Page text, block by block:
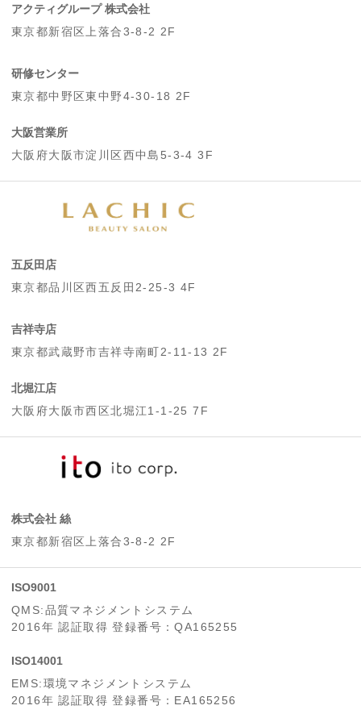
アクティグループ 株式会社
東京都新宿区上落合3-8-2 2F
研修センター
東京都中野区東中野4-30-18 2F
大阪営業所
大阪府大阪市淀川区西中島5-3-4 3F
五反田店
東京都品川区西五反田2-25-3 4F
吉祥寺店
東京都武蔵野市吉祥寺南町2-11-13 2F
北堀江店
大阪府大阪市西区北堀江1-1-25 7F
株式会社 絲
東京都新宿区上落合3-8-2 2F
ISO9001
QMS:品質マネジメントシステム
2016年 認証取得 登録番号：QA165255
ISO14001
EMS:環境マネジメントシステム
2016年 認証取得 登録番号：EA165256